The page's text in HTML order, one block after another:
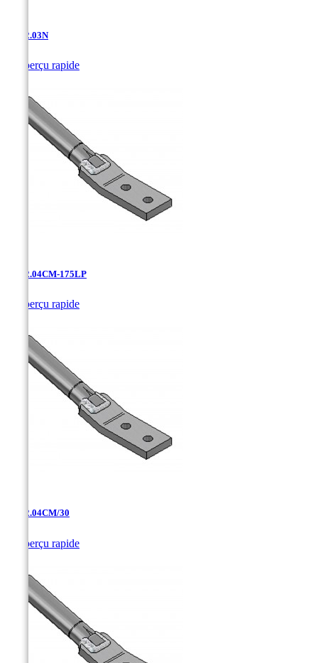
AT-12.03N
Aperçu rapide
AT-12.04CM-175LP
Aperçu rapide
AT-12.04CM/30
Aperçu rapide